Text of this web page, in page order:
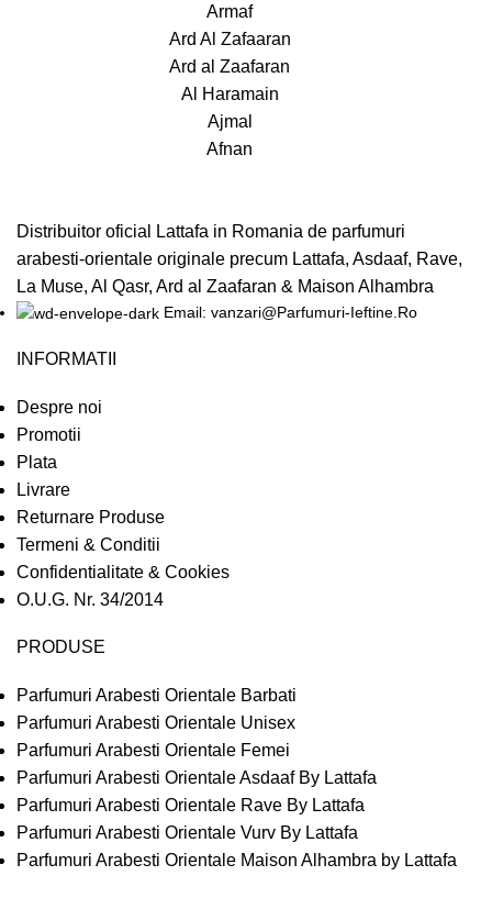
Armaf
Ard Al Zafaaran
Ard al Zaafaran
Al Haramain
Ajmal
Afnan
Distribuitor oficial Lattafa in Romania de parfumuri
arabesti-orientale originale precum Lattafa, Asdaaf, Rave,
La Muse, Al Qasr, Ard al Zaafaran & Maison Alhambra
Email: vanzari@Parfumuri-Ieftine.Ro
INFORMATII
Despre noi
Promotii
Plata
Livrare
Returnare Produse
Termeni & Conditii
Confidentialitate & Cookies
O.U.G. Nr. 34/2014
PRODUSE
Parfumuri Arabesti Orientale Barbati
Parfumuri Arabesti Orientale Unisex
Parfumuri Arabesti Orientale Femei
Parfumuri Arabesti Orientale Asdaaf By Lattafa
Parfumuri Arabesti Orientale Rave By Lattafa
Parfumuri Arabesti Orientale Vurv By Lattafa
Parfumuri Arabesti Orientale Maison Alhambra by Lattafa